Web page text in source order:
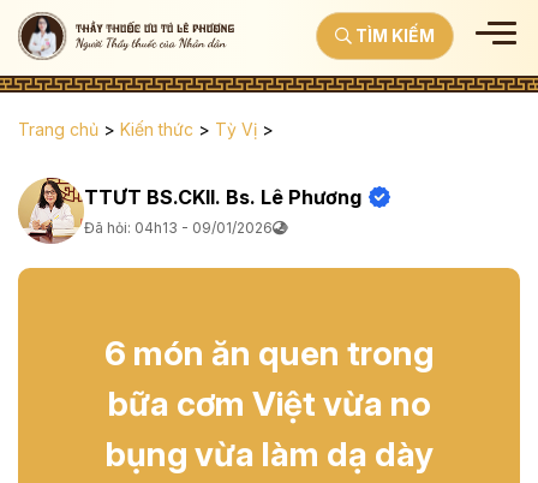
TÌM KIẾM
Trang chủ > Kiến thức > Tỳ Vị >
TTƯT BS.CKII. Bs. Lê Phương
Đã hỏi: 04h13 - 09/01/2026
6 món ăn quen trong
bữa cơm Việt vừa no
bụng vừa làm dạ dày